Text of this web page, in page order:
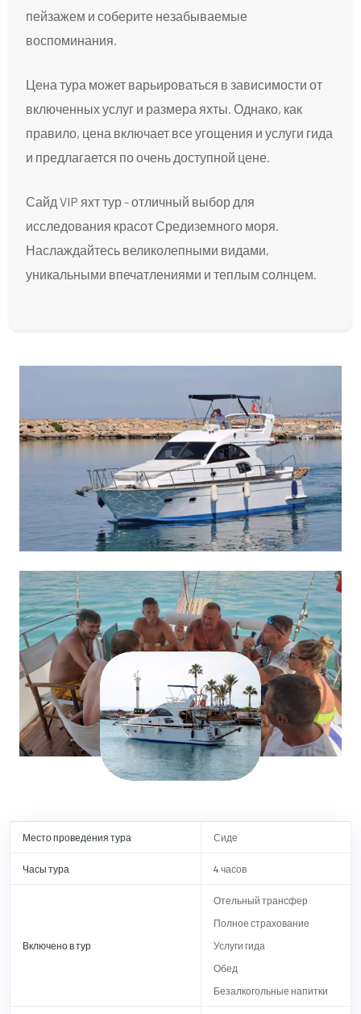
пейзажем и соберите незабываемые
воспоминания.
Цена тура может варьироваться в зависимости от
включенных услуг и размера яхты. Однако, как
правило, цена включает все угощения и услуги гида
и предлагается по очень доступной цене.
Сайд VIP яхт тур - отличный выбор для
исследования красот Средиземного моря.
Наслаждайтесь великолепными видами,
уникальными впечатлениями и теплым солнцем.
Место проведения тура Сиде
Часы тура 4 часов
Включено в тур
Отельный трансфер
Полное страхование
Услуги гида
Обед
Безалкогольные напитки